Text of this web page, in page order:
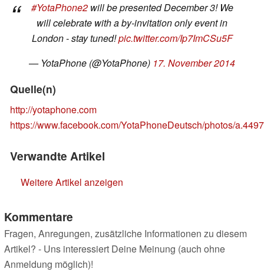
#YotaPhone2will be presented December 3! We
will celebrate with a by-invitation only event in
London - stay tuned!pic.twitter.com/Ip7ImCSu5F
— YotaPhone (@YotaPhone) 17. November 2014
Quelle(n)
http://yotaphone.com
https://www.facebook.com/YotaPhoneDeutsch/photos/
Verwandte Artikel
Weitere Artikel anzeigen
Kommentare
Fragen, Anregungen, zusätzliche Informationen zu diesem
Artikel? - Uns interessiert Deine Meinung (auch ohne
Anmeldung möglich)!